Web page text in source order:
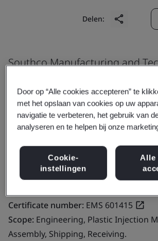
Delen:
Southco Manufacturing and
No. 30 Yuanming Road
Xinzhuang Industry Park
Minhang District
201108
Certificate number: EMS 601415
Scope: Engineering, Plastic Injection
Assembly, Shipping, Receiving.
Door op “Alle cookies accepteren” te
met het opslaan van cookies op uw
navigatie te verbeteren, het gebruik van
analyseren en te helpen bij onze
Cookie-
instellingen
Alle